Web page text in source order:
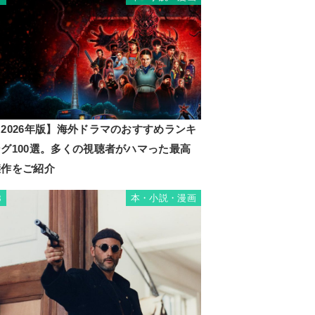
年版】海外ドラマのおすすめランキ
100選。多くの視聴者がハマった最高
をご紹介
本・小説・漫画